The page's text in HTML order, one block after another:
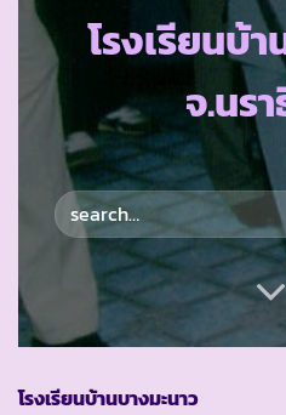
โรงเรียนบ้
จ.นร
โรงเรียนบ้านบางมะนาว